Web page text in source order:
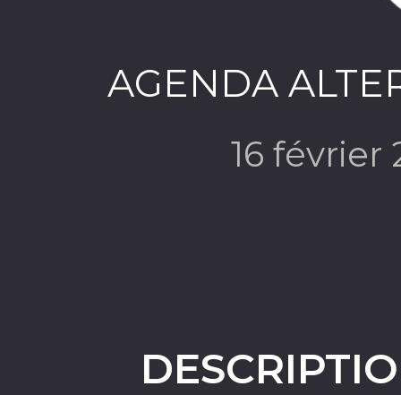
AGENDA
16 février